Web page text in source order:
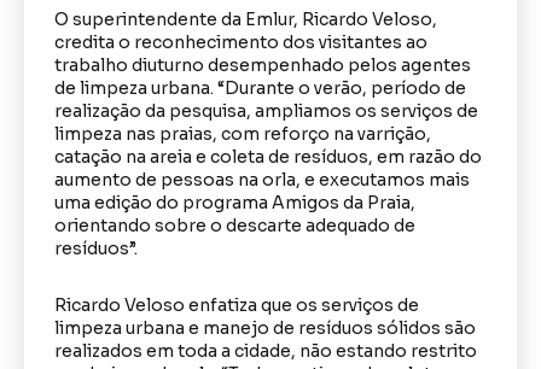
O superintendente da Emlur, Ricardo Veloso,
credita o reconhecimento dos visitantes ao
trabalho diuturno desempenhado pelos agentes
de limpeza urbana. “Durante o verão, período de
realização da pesquisa, ampliamos os serviços de
limpeza nas praias, com reforço na varrição,
catação na areia e coleta de resíduos, em razão do
aumento de pessoas na orla, e executamos mais
uma edição do programa Amigos da Praia,
orientando sobre o descarte adequado de
resíduos”.
Ricardo Veloso enfatiza que os serviços de
limpeza urbana e manejo de resíduos sólidos são
realizados em toda a cidade, não estando restrito